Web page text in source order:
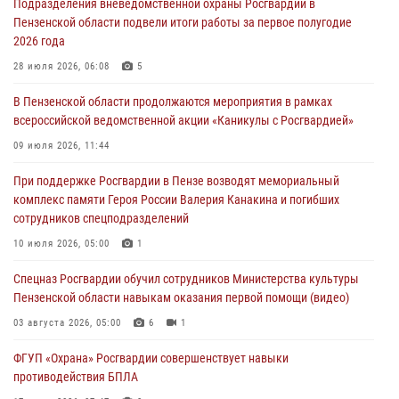
День ВДВ в Пензе
В Пензе сотрудники Росгвардии задержали мужчину, который
дома
03 августа 2026, 05:59
службы
03 августа 2026, 05:15
Спецназ Росгвардии обучил сотрудников Министерства культуры
03 августа 2026, 05:00 1
Подразделения вневедомственной охраны Росгвардии в
Пензенской области подвели итоги работы за первое полугодие
2026 года
28 июля 2026, 06:08 5
В Пензенской области продолжаются мероприятия в рамках
всероссийской ведомственной акции «Каникулы с Росгвардией»
09 июля 2026, 11:44
При поддержке Росгвардии в Пензе возводят мемориальный
комплекс памяти Героя России Валерия Канакина и погибших
сотрудников спецподразделений
10 июля 2026, 05:00 1
Спецназ Росгвардии обучил сотрудников Министерства культуры
Пензенской области навыкам оказания первой помощи (видео)
03 августа 2026, 05:00 6 1
ФГУП «Охрана» Росгвардии совершенствует навыки
противодействия БПЛА